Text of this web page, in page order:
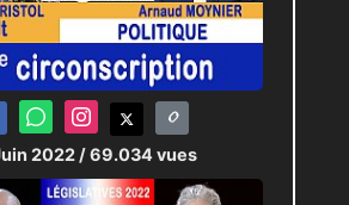
2022 / 69.034 vues